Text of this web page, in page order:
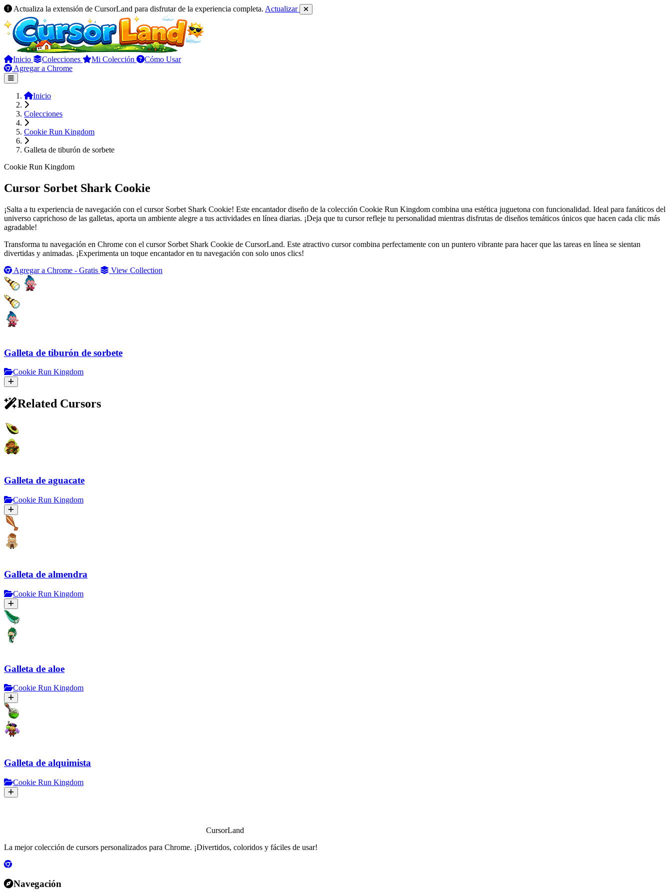
Actualiza la extensión de CursorLand para disfrutar de la experiencia completa. Actualizar
Inicio Colecciones Mi Colección
Cómo Usar
Agregar a Chrome
Inicio
Colecciones
Cookie Run Kingdom
Galleta de tiburón de sorbete
Cookie Run Kingdom
Cursor Sorbet Shark Cookie
¡Salta a tu experiencia de navegación con el cursor Sorbet Shark Cookie! Este encantador diseño de la colección Cookie Run Kingdom combina una estética juguetona con funcionalidad. Ideal para fanáticos del
universo caprichoso de las galletas, aporta un ambiente alegre a tus actividades en línea diarias. ¡Deja que tu cursor refleje tu personalidad mientras disfrutas de diseños temáticos únicos que hacen cada clic más
agradable!
Transforma tu navegación en Chrome con el cursor Sorbet Shark Cookie de CursorLand. Este atractivo cursor combina perfectamente con un puntero vibrante para hacer que las tareas en línea se sientan
divertidas y animadas. ¡Experimenta un toque encantador en tu navegación con solo unos clics!
Agregar a Chrome - Gratis
View Collection
Galleta de tiburón de sorbete
Cookie Run Kingdom
Related Cursors
Galleta de aguacate
Cookie Run Kingdom
Galleta de almendra
Cookie Run Kingdom
Galleta de aloe
Cookie Run Kingdom
Galleta de alquimista
Cookie Run Kingdom
CursorLand
La mejor colección de cursors personalizados para Chrome. ¡Divertidos, coloridos y fáciles de usar!
Navegación